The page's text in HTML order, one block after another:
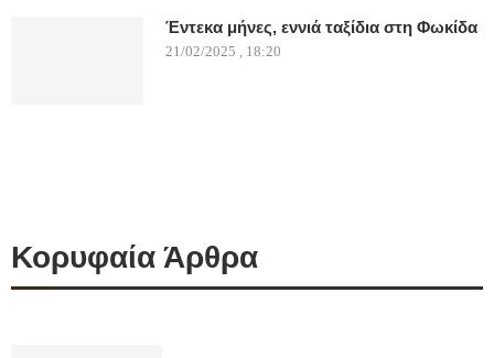
Έντεκα μήνες, εννιά ταξίδια στη Φωκίδα
21/02/2025 , 18:20
Κορυφαία Άρθρα